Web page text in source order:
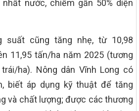
nước, chiếm gần 50% diện
suất cũng tăng nhẹ, từ 10,98
11,95 tấn/ha năm 2025 (tương
ha). Nông dân Vĩnh Long có
biết áp dụng kỹ thuật để tăng
và chất lượng; được các thương